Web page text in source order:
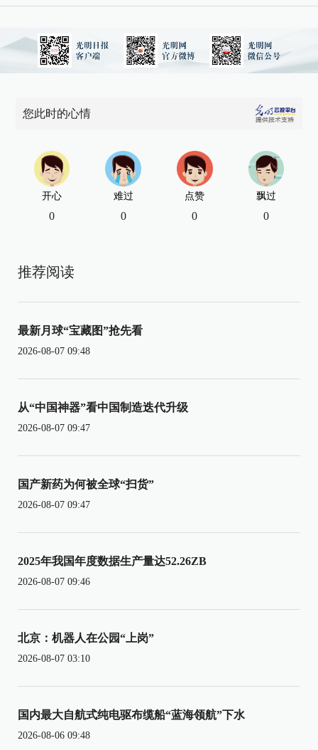
您此时的心情
开心
0
难过
0
点赞
0
飘过
0
推荐阅读
最新月球“宝藏图”抢先看
2026-08-07 09:48
从“中国神器”看中国制造迭代升级
2026-08-07 09:47
国产新药为何被全球“扫货”
2026-08-07 09:47
2025年我国年度数据生产量达52.26ZB
2026-08-07 09:46
北京：机器人在公园“上岗”
2026-08-07 03:10
国内最大自航式纯电驱布缆船“蓝海领航”下水
2026-08-06 09:48